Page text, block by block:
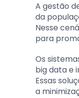
A gestão
da
Nesse
para
Os
big data e
Essas
a